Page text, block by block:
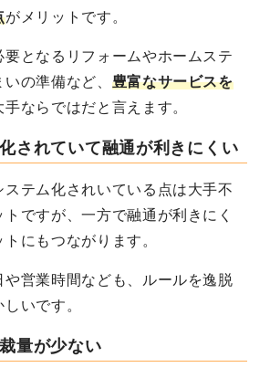
がメリットです。
要となるリフォームやホームステ
の準備など、 豊富なサービスを
手ならではだと言えます。
されていて融通が利きにくい
テム化されいている点は大手不
ですが、一方で融通が利きにく
にもつながります。
や営業時間なども、ルールを逸脱
いです。
量が少ない